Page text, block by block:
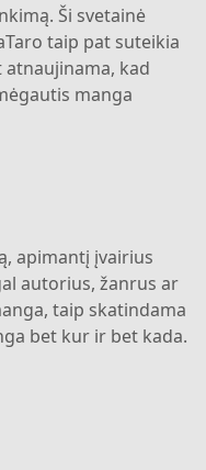
Ši svetainė
taip pat suteikia
kad
manga
apimantį įvairius
autorius, žanrus ar
taip skatindama
bet kur ir bet kada.